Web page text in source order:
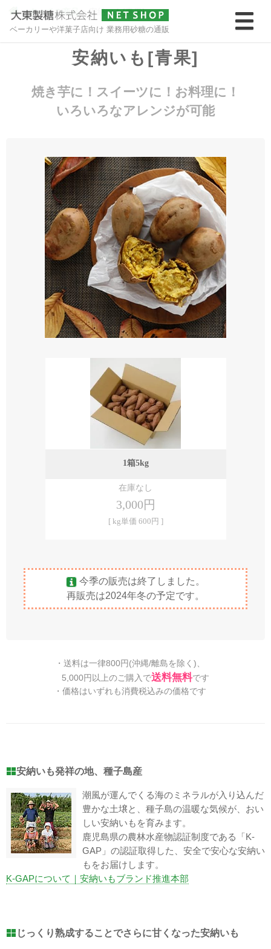
ベーカリーや洋菓子店向け 業務用砂糖の通販
>すべての商品 >安納いも[青果]
安納いも[青果]
焼き芋に！スイーツに！お料理に！
いろいろなアレンジが可能
1箱5kg
在庫なし
3,000円
[ kg単価 600円 ]
今季の販売は終了しました。
再販売は2024年冬の予定です。
・送料は一律800円(沖縄/離島を除く)、
5,000円以上のご購入で送料無料です
・価格はいずれも消費税込みの価格です
安納いも発祥の地、種子島産
潮風が運んでくる海のミネラルが入り込んだ
豊かな土壌と、種子島の温暖な気候が、おい
しい安納いもを育みます。
鹿児島県の農林水産物認証制度である「K-
GAP」の認証取得した、安全で安心な安納い
もをお届けします。
K-GAPについて｜安納いもブランド推進本部
じっくり熟成することでさらに甘くなった安納いも